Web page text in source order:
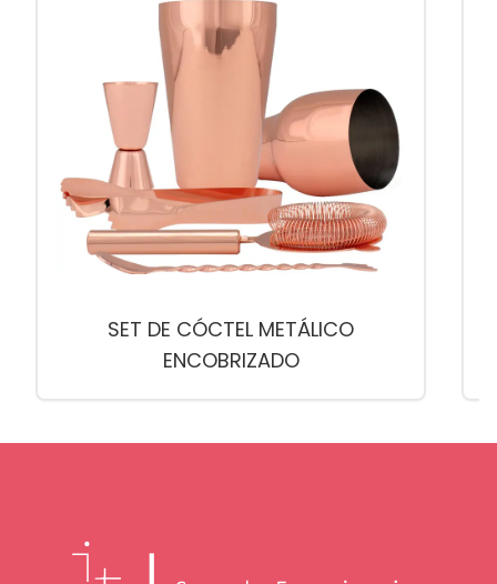
SET DE CÓCTEL METÁLICO
ENCOBRIZADO